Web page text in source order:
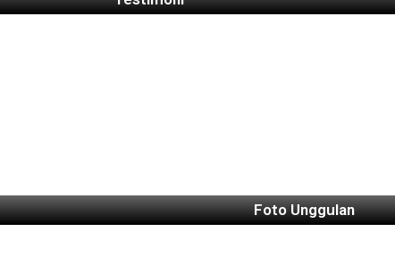
Foto Unggulan